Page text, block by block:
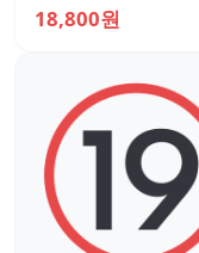
18,800원